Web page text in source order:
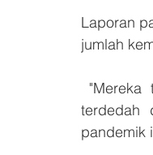
Laporan
jumlah
terdedah
pandemik